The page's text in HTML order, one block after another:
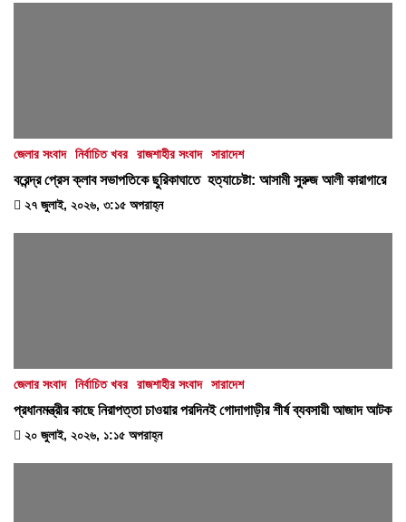
জেলার সংবাদ নির্বাচিত খবর রাজশাহীর সংবাদ সারাদেশ
বরেন্দ্র প্রেস ক্লাব সভাপতিকে ছুরিকাঘাতে হত্যাচেষ্টা: আসামী সুরুজ আলী কারাগারে
২৭ জুলাই, ২০২৬, ৩:১৫ অপরাহ্ন
জেলার সংবাদ নির্বাচিত খবর রাজশাহীর সংবাদ সারাদেশ
প্রধানমন্ত্রীর কাছে নিরাপত্তা চাওয়ার পরদিনই গোদাগাড়ীর শীর্ষ ব্যবসায়ী আজাদ আটক
২০ জুলাই, ২০২৬, ১:১৫ অপরাহ্ন